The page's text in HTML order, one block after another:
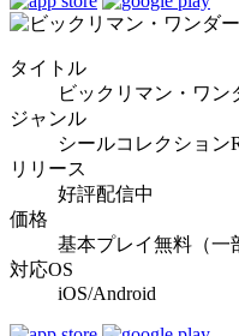
タイトル
ビックリマン・ワン
ジャンル
シールコレクション
リリース
好評配信中
価格
基本プレイ無料（一
対応OS
iOS/Android